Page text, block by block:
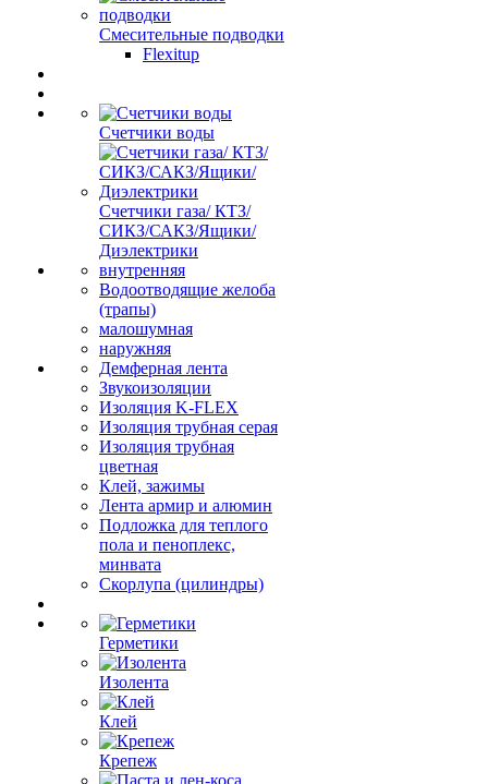
Смесительные подводки
Flexitup
Счетчики воды
Счетчики газа/ КТЗ/
СИКЗ/САКЗ/Ящики/
Диэлектрики
внутренняя
Водоотводящие желоба
(трапы)
малошумная
наружняя
Демферная лента
Звукоизоляции
Изоляция K-FLEX
Изоляция трубная серая
Изоляция трубная
цветная
Клей, зажимы
Лента армир и алюмин
Подложка для теплого
пола и пеноплекс,
минвата
Скорлупа (цилиндры)
Герметики
Изолента
Клей
Крепеж